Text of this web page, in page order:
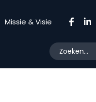
Missie & Visie